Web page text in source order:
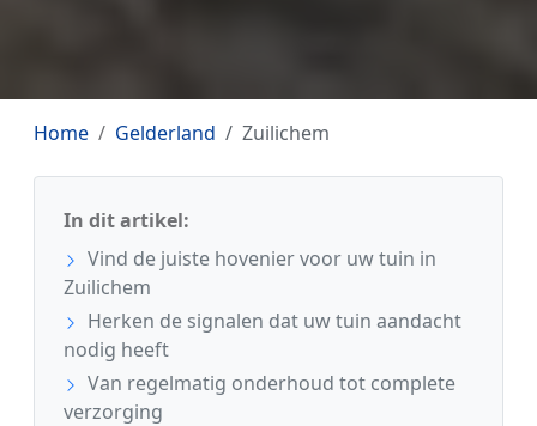
Home Gelderland Zuilichem
In dit artikel:
Vind de juiste hovenier voor uw tuin in
Zuilichem
Herken de signalen dat uw tuin aandacht
nodig heeft
Van regelmatig onderhoud tot complete
verzorging